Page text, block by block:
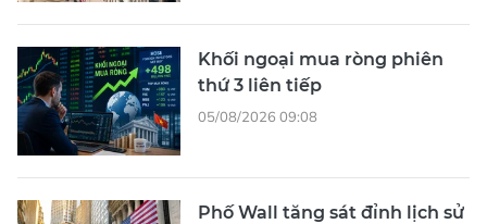
Khối ngoại mua ròng phiên
thứ 3 liên tiếp
05/08/2026 09:08
Phố Wall tăng sát đỉnh lịch sử